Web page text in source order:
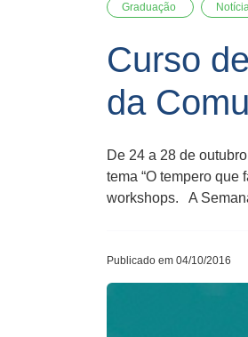
Graduação
Curso
da
De 24 a 28 de
tema “O tempero
workshops. A
Publicado em 04/10/2016